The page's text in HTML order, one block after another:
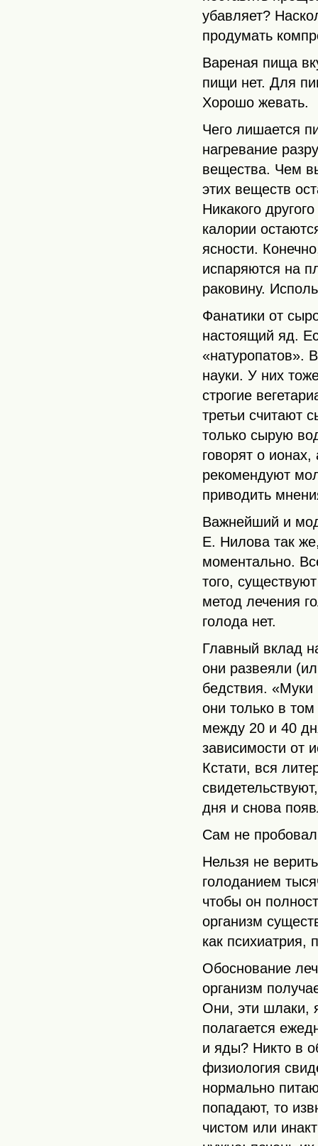
убавляет?
продумать
Вареная пища
пищи нет. Для
Хорошо жевать.
Чего лишается
нагревание
вещества. Чем
этих веществ
Никакого
калории
ясности.
испаряются на
раковину.
Фанатики от
настоящий яд.
«натуропатов».
науки. У них
строгие
третьи считают
только сырую
говорят о
рекомендуют
приводить
Важнейший и
Е. Нилова так
моментально.
того,
метод лечения
голода нет.
Главный вклад
они развеяли
бедствия. «Муки
они только в
между 20 и 40
зависимости от
Кстати, вся
дня и снова
Сам не
Нельзя не
голоданием
чтобы он
организм
как психиатрия,
Обоснование
организм
Они, эти шлаки,
полагается
и яды? Никто в
физиология
нормально
попадают, то
чистом или